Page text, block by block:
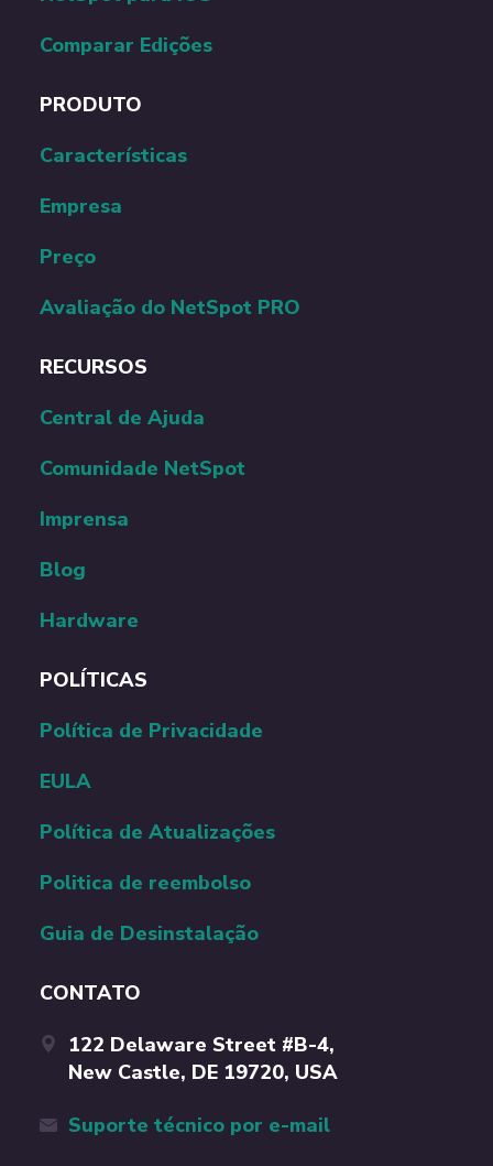
Comparar Edições
PRODUTO
Сaracterísticas
Empresa
Preço
Avaliação do NetSpot PRO
RECURSOS
Central de Ajuda
Comunidade NetSpot
Imprensa
Blog
Hardware
POLÍTICAS
Política de Privacidade
EULA
Política de Atualizações
Politica de reembolso
Guia de Desinstalação
CONTATO
122 Delaware Street #B-4,
New Castle, DE 19720, USA
Suporte técnico por e-mail